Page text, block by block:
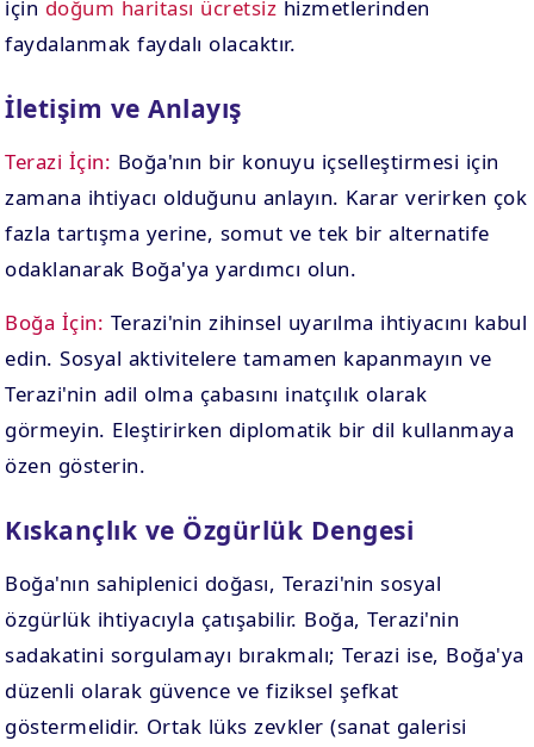
için doğum haritası ücretsiz hizmetlerinden
faydalanmak faydalı olacaktır.
İletişim ve Anlayış
Terazi İçin: Boğa'nın bir konuyu içselleştirmesi için
zamana ihtiyacı olduğunu anlayın. Karar verirken çok
fazla tartışma yerine, somut ve tek bir alternatife
odaklanarak Boğa'ya yardımcı olun.
Boğa İçin: Terazi'nin zihinsel uyarılma ihtiyacını kabul
edin. Sosyal aktivitelere tamamen kapanmayın ve
Terazi'nin adil olma çabasını inatçılık olarak
görmeyin. Eleştirirken diplomatik bir dil kullanmaya
özen gösterin.
Kıskançlık ve Özgürlük Dengesi
Boğa'nın sahiplenici doğası, Terazi'nin sosyal
özgürlük ihtiyacıyla çatışabilir. Boğa, Terazi'nin
sadakatini sorgulamayı bırakmalı; Terazi ise, Boğa'ya
düzenli olarak güvence ve fiziksel şefkat
göstermelidir. Ortak lüks zevkler (sanat galerisi